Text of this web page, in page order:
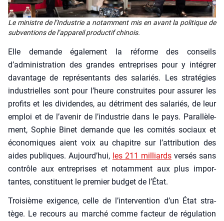
Le ministre de l’In­dus­trie a notam­ment mis en avant la poli­tique de
sub­ven­tions de l’ap­pa­reil pro­duc­tif chi­nois.
Elle demande éga­le­ment la réforme des conseils
d’administration des grandes entre­prises pour y inté­grer
davan­tage de repré­sen­tants des sala­riés. Les stra­té­gies
indus­trielles sont pour l’heure construites pour assu­rer les
pro­fits et les divi­dendes, au détri­ment des sala­riés, de leur
emploi et de l’avenir de l’industrie dans le pays. Paral­lè­le­
ment, Sophie Binet demande que les comi­tés sociaux et
éco­no­miques aient voix au cha­pitre sur l’attribution des
aides publiques. Aujourd’hui, les 211 mil­liards ver­sés sans
contrôle aux entre­prises et notam­ment aux plus impor­
tantes, consti­tuent le pre­mier bud­get de l’État.
Troi­sième exi­gence, celle de l’intervention d’un État stra­
tège. Le recours au mar­ché comme fac­teur de régu­la­tion